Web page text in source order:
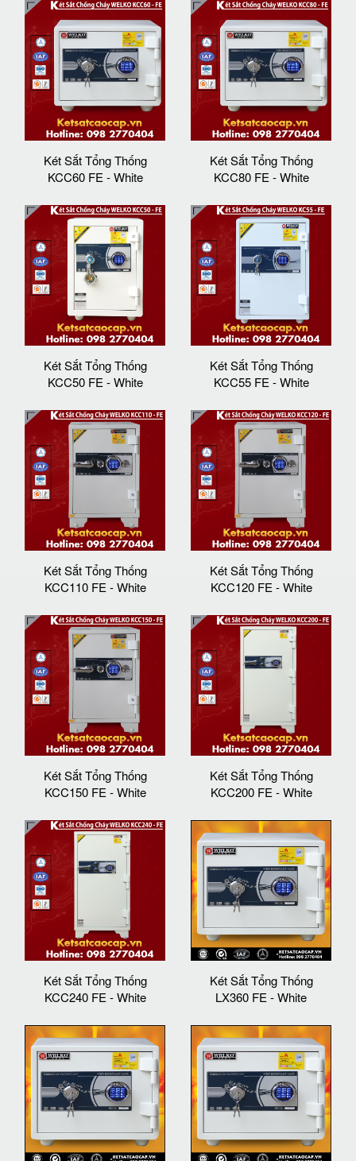
Két Sắt Tổng Thống
KCC60 FE - White
Két Sắt Tổng Thống
KCC80 FE - White
Két Sắt Tổng Thống
KCC50 FE - White
Két Sắt Tổng Thống
KCC55 FE - White
Két Sắt Tổng Thống
KCC110 FE - White
Két Sắt Tổng Thống
KCC120 FE - White
Két Sắt Tổng Thống
KCC150 FE - White
Két Sắt Tổng Thống
KCC200 FE - White
Két Sắt Tổng Thống
KCC240 FE - White
Két Sắt Tổng Thống
LX360 FE - White